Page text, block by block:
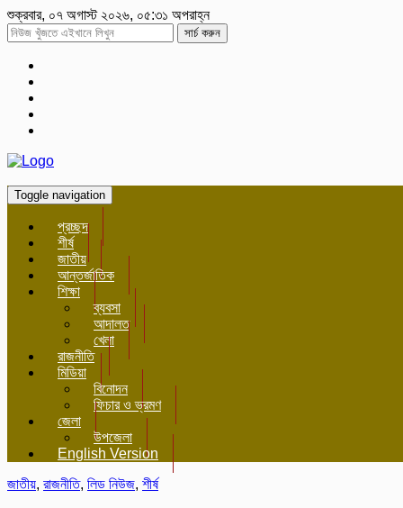
শুক্রবার, ০৭ অগাস্ট ২০২৬, ০৫:৩১ অপরাহ্ন
সার্চ করুন
Toggle navigation
প্রচ্ছদ
শীর্ষ
জাতীয়
আন্তর্জাতিক
শিক্ষা
ব্যবসা
আদালত
খেলা
রাজনীতি
মিডিয়া
বিনোদন
ফিচার ও ভ্রমণ
জেলা
উপজেলা
English Version
জাতীয়, রাজনীতি, লিড নিউজ, শীর্ষ